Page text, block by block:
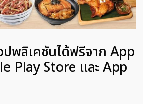
พลิเคชันได้ฟรีจาก App
Play Store และ App